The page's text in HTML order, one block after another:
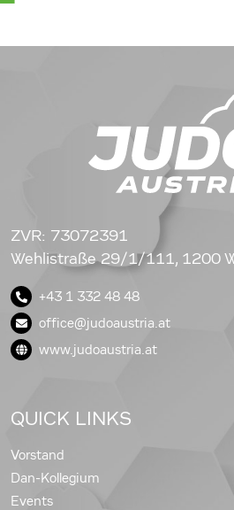
ZVR: 73072391
Wehlistraße 29/1/111, 1200
+43 1 332 48 48
office@judoaustria.at
www.judoaustria.at
QUICK LINKS
Vorstand
Dan-Kollegium
Events